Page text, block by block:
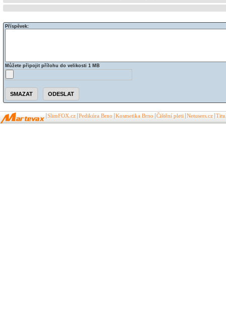
Příspěvek:
Můžete připojit přílohu do velikosti 1 MB
SlimFOX.cz Pedikúra Brno Kosmetika Brno Čištění pleti Netusers.cz